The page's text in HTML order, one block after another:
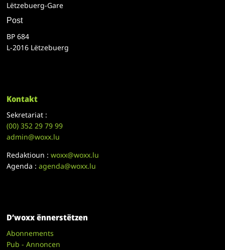
Lëtzebuerg-Gare
Post
BP 684
L-2016 Lëtzebuerg
Kontakt
Sekretariat :
(00)352 29 79 99
admin@woxx.lu
Redaktioun :woxx@woxx.lu
Agenda :agenda@woxx.lu
D’woxx ënnerstëtzen
Abonnements
Pub - Annoncen